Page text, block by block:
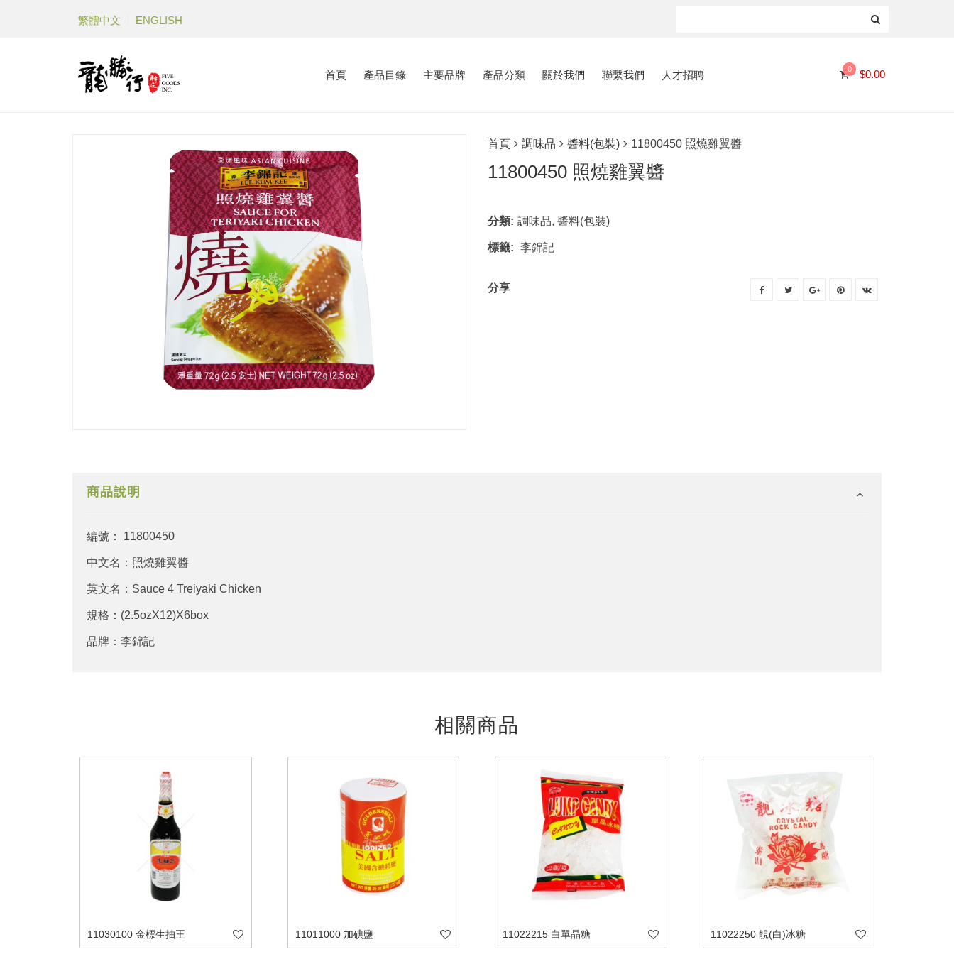
繁體中文 ENGLISH
首頁 產品目錄 主要品牌 產品分類 關於我們 聯繫我們 人才招聘 0 $0.00
首頁 調味品 醬料(包裝) 11800450 照燒雞翼醬
11800450 照燒雞翼醬
分類: 調味品, 醬料(包裝)
標籤: 李錦記
分享
商品說明
編號： 11800450
中文名：照燒雞翼醬
英文名：Sauce 4 Treiyaki Chicken
規格：(2.5ozX12)X6box
品牌：李錦記
相關商品
11030100 金標生抽王 11011000 加碘鹽 11022215 白單晶糖 11022250 靚(白)冰糖